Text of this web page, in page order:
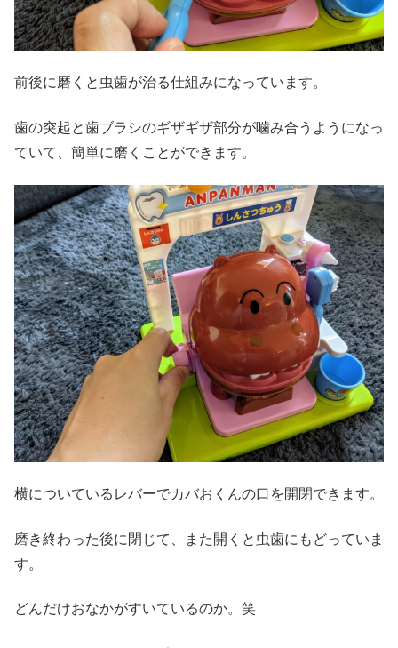
前後に磨くと虫歯が治る仕組みになっています。
歯の突起と歯ブラシのギザギザ部分が噛み合うようになっ
ていて、簡単に磨くことができます。
横についているレバーでカバおくんの口を開閉できます。
磨き終わった後に閉じて、また開くと虫歯にもどっていま
す。
どんだけおなかがすいているのか。笑